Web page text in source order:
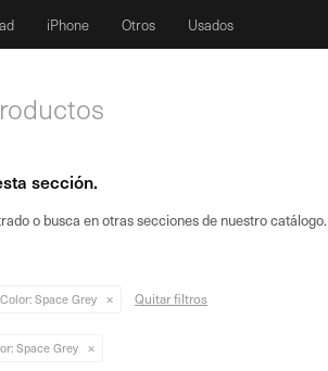
iPhone Otros Usados
sección.
o busca en otras secciones de nuestro catálogo.
Color:Space Grey Quitar filtros
Space Grey